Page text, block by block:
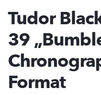
Tudor
39
Format